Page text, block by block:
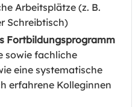
Arbeitsplätze (z. B.
Schreibtisch)
Fortbildungsprogramm
sowie fachliche
eine systematische
erfahrene Kolleginnen